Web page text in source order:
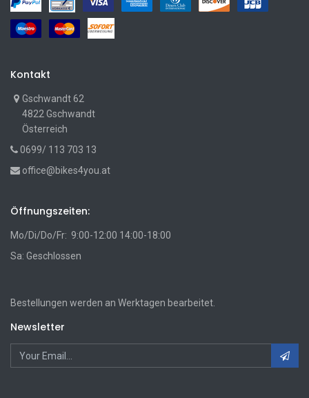
Kontakt
Gschwandt 62
4822 Gschwandt
Österreich
0699/ 113 703 13
office@bikes4you.at
Öffnungszeiten:
Mo/Di/Do/Fr: 9:00-12:00 14:00-18:00
Sa: Geschlossen
Bestellungen werden an Werktagen bearbeitet.
Newsletter